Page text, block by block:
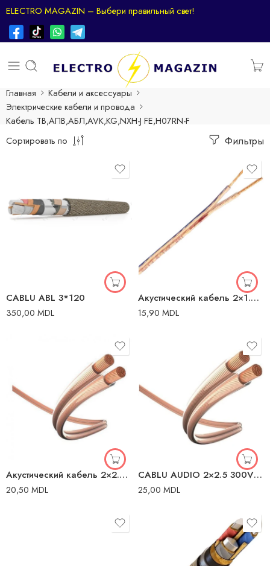
ELECTRO MAGAZIN – Выбери правильный свет!
Главная
Кабели и аксессуары
Электрические кабели и провода
Кабель ТВ,АПВ,АБЛ,AVK,KG,NXH-J FE,H07RN-F
Фильтры
Сортировать по
CABLU ABL 3*120
350,00 MDL
Акустический кабель 2×1.5mm медь
15,90 MDL
Акустический кабель 2×2.5mm медь
20,50 MDL
CABLU AUDIO 2×2.5 300V RECBER
25,00 MDL